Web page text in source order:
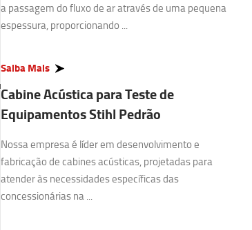
a passagem do fluxo de ar através de uma pequena
espessura, proporcionando ...
Saiba Mais
Cabine Acústica para Teste de
Equipamentos Stihl Pedrão
Nossa empresa é líder em desenvolvimento e
fabricação de cabines acústicas, projetadas para
atender às necessidades específicas das
concessionárias na ...